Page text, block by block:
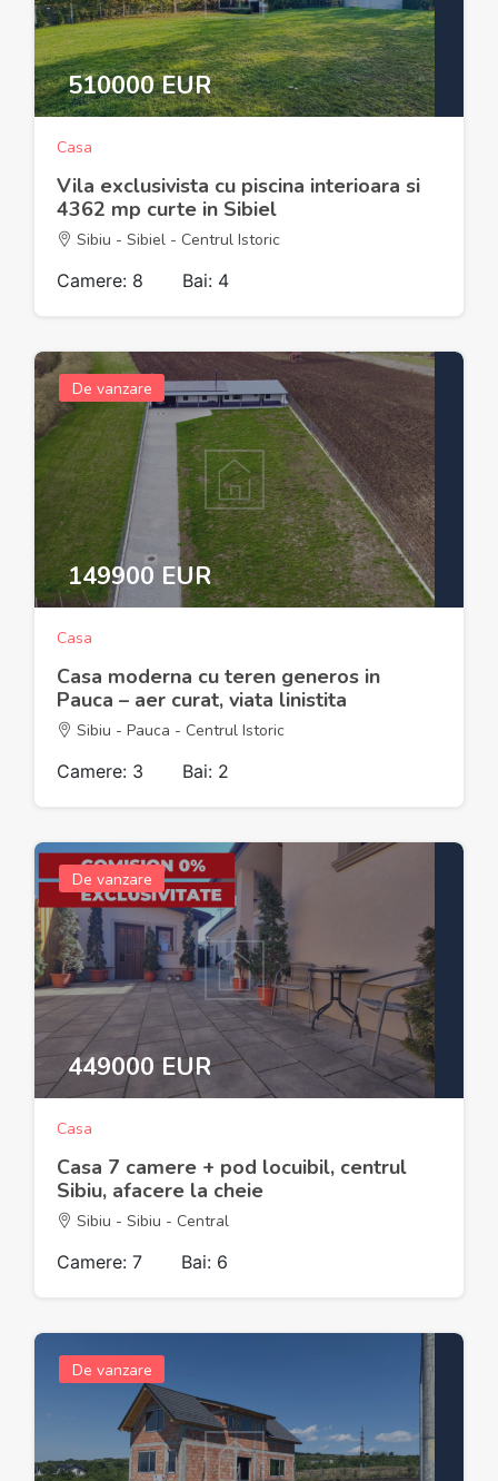
510000 EUR
Casa
Vila exclusivista cu piscina interioara si
4362 mp curte in Sibiel
Sibiu - Sibiel - Centrul Istoric
Camere: 8 Bai: 4
De vanzare
149900 EUR
Casa
Casa moderna cu teren generos in
Pauca – aer curat, viata linistita
Sibiu - Pauca - Centrul Istoric
Camere: 3 Bai: 2
De vanzare
449000 EUR
Casa
Casa 7 camere + pod locuibil, centrul
Sibiu, afacere la cheie
Sibiu - Sibiu - Central
Camere: 7 Bai: 6
De vanzare